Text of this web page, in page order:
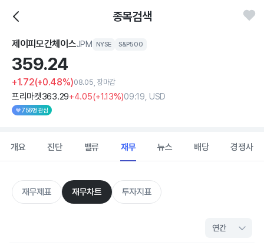
종목검색
제이피모간체이스JPM NYSE S&P500
359.24
+1.72(+0.48%)08.05, 장마감
프리마켓363.29+4.05(+1.13%)09:19, USD
756명 관심
개요 진단 밸류 재무 뉴스 배당 경쟁사
재무제표 재무차트 투자지표